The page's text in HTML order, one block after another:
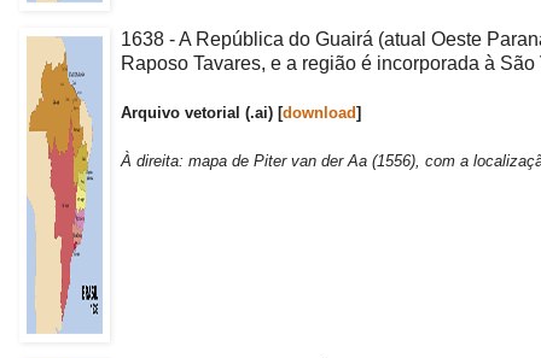
1638 - A República do Guairá (atual Oeste
Raposo Tavares, e a região é incorporada à
Arquivo vetorial (.ai) [download]
À direita: mapa de Piter van der Aa (1556), com a